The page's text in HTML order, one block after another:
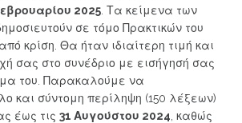
2025. Τα κείμενα των
σε τόμο Πρακτικών του
κρίση. Θα ήταν ιδιαίτερη τιμή και
σας στο συνέδριο με εισήγησή σας
του. Παρακαλούμε να
και σύντομη περίληψη (150 λέξεων)
έως τις 31 Αυγούστου 2024 , καθώς